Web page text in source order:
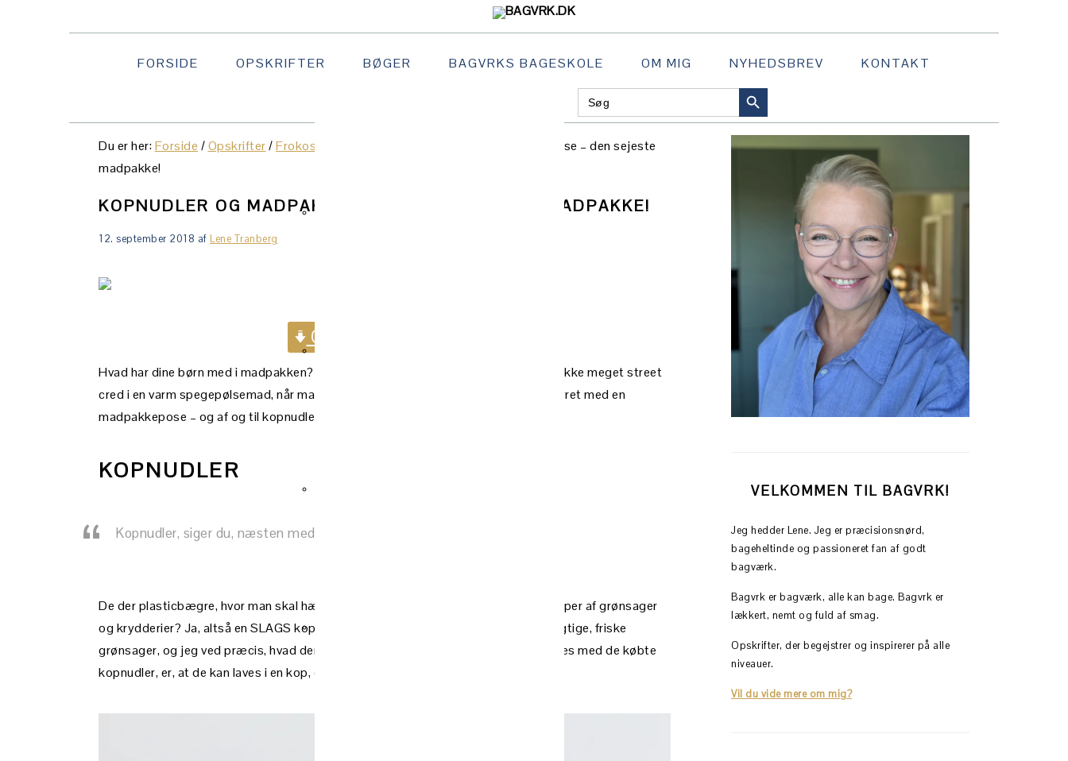
FORSIDE OPSKRIFTER BØGER BAGVRKS BAGESKOLE OM MIG NYHEDSBREV KONTAKT
MENU:
SOCIAL
Search
for:
SEARCH BUTTON
Du er her:Forside /Opskrifter/Frokost & madpakker
Kopnudler og madpakkepose – den sejeste
madpakke!
KOPNUDLER OG MADPAKKEPOSE – DEN SEJESTE MADPAKKE!
12. september 2018 af Lene Tranberg
Gå direkte til opskrift
Hvad har dine børn med i madpakken? Og endnu vigtigere: Bliver den spist? Der er ikke meget street
cred i en varm spegepølsemad, når man går i 8. klasse. Derfor er junior blevet udstyret med en
madpakkepose – og af og til kopnudler.
KOPNUDLER
Kopnudler, siger du, næsten med forargelse i stemmen???
De der plasticbægre, hvor man skal hælde kogende vand over nudler, tørrede stumper af grønsager
og krydderier? Ja, altså en SLAGS kopnudler… En super velsmagende slags med rigtige, friske
grønsager, og jeg ved præcis, hvad der er i. Det eneste, de her kopnudler har tilfælles med de købte
kopnudler, er, at de kan laves i en kop, og at der er nudler i.
PRIMÆR
SIDEBAR
VELKOMMEN TIL BAGVRK!
Jeg hedder Lene. Jeg er præcisionsnørd,
bageheltinde og passioneret fan af godt
bagværk.
Bagvrk er bagværk, alle kan bage. Bagvrk er
lækkert, nemt og fuld af smag.
Opskrifter, der begejstrer og inspirerer på alle
niveauer.
Vil du vide mere om mig?